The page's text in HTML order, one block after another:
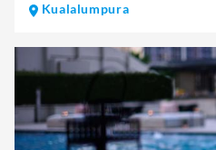
Kualalumpura